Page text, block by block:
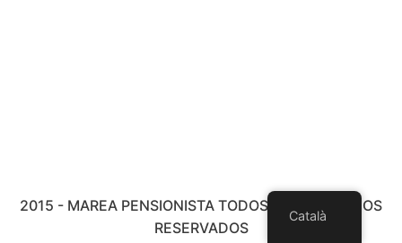
2015 - MAREA PENSIONISTA TODOS LOS DERECHOS
RESERVADOS
Català